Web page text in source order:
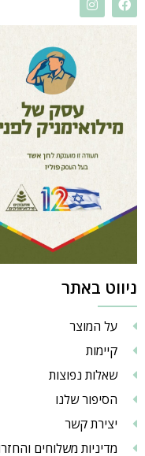
ניווט באתר
על המוצר
קיימות
שאלות נפוצות
הסיפור שלנו
יצירת קשר
מדיניות משלוחים